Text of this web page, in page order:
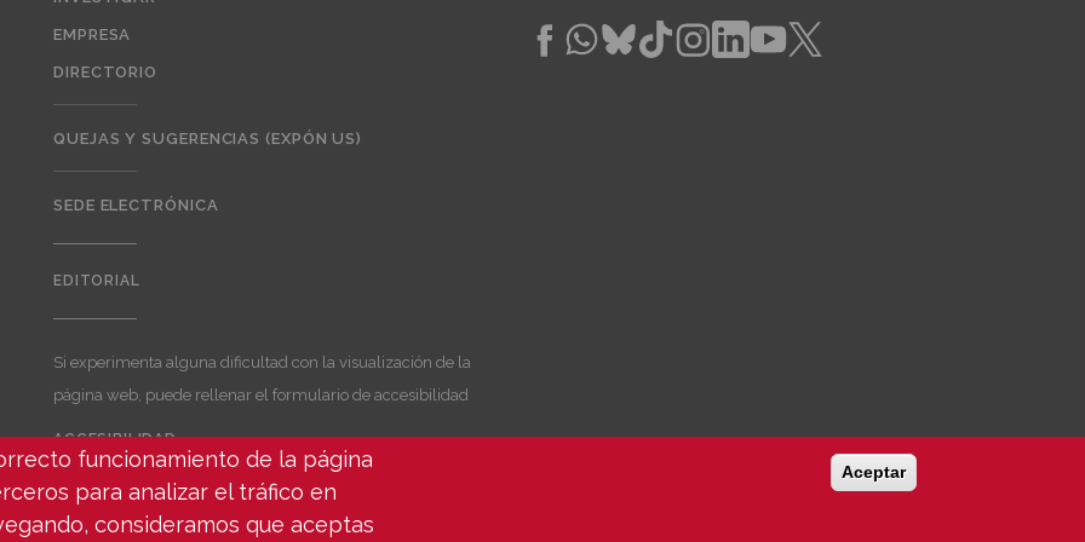
EMPRESA
DIRECTORIO
QUEJAS Y SUGERENCIAS (EXPÓN US)
SEDE ELECTRÓNICA
EDITORIAL
Si experimenta alguna dificultad con la visualización de la
página web, puede rellenar el formulario de accesibilidad
User
account
menu
ACCESIBILIDAD
-
funcionamiento de la página
para analizar el tráfico en
consideramos que aceptas
Aceptar